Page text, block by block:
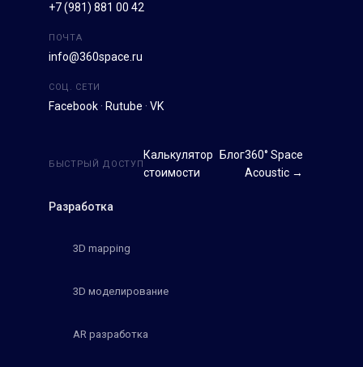
+7 (981) 881 00 42
ПОЧТА
info@360space.ru
СОЦ. СЕТИ
Facebook · Rutube · VK
Разработка
3D mapping
3D моделирование
AR разработка
БЫСТРЫЙ ДОСТУП
Калькулятор
стоимости
Блог360° Space
Acoustic →